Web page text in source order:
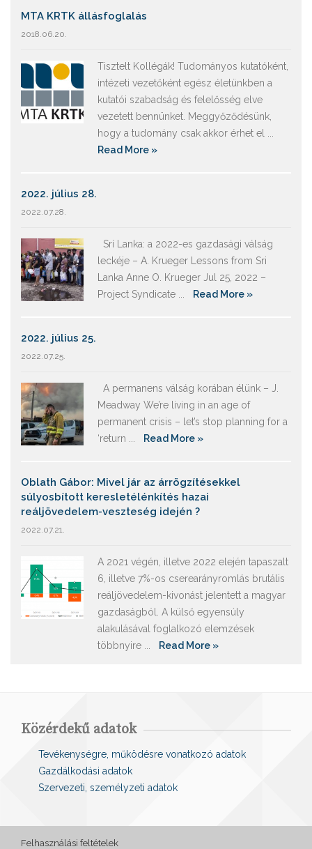
MTA KRTK állásfoglalás
2018.06.20.
Tisztelt Kollégák! Tudományos kutatóként,
intézeti vezetőként egész életünkben a
kutatói szabadság és felelősség elve
vezetett bennünket. Meggyőződésünk,
hogy a tudomány csak akkor érhet el ...
Read More »
2022. július 28.
2022.07.28.
Srí Lanka: a 2022-es gazdasági válság
leckéje – A. Krueger Lessons from Sri
Lanka Anne O. Krueger Jul 25, 2022 –
Project Syndicate ...
Read More »
2022. július 25.
2022.07.25.
A permanens válság korában élünk – J.
Meadway We’re living in an age of
permanent crisis – let’s stop planning for a
‘return ...
Read More »
Oblath Gábor: Mivel jár az árrögzítésekkel
súlyosbított keresletélénkítés hazai
reáljövedelem-veszteség idején ?
2022.07.21.
A 2021 végén, illetve 2022 elején tapaszalt
6, illetve 7%-os cserearányromlás brutális
reáljövedelem-kivonást jelentett a magyar
gazdaságból. A külső egyensúly
alakulásával foglalkozó elemzések
többnyire ...
Read More »
Közérdekű adatok
Tevékenységre, működésre vonatkozó adatok
Gazdálkodási adatok
Szervezeti, személyzeti adatok
Felhasználási feltételek